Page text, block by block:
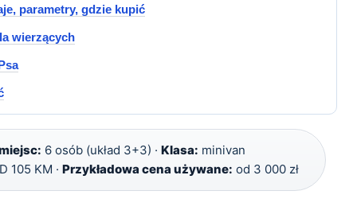
parametry, gdzie kupić
wierzących
6 osób (układ 3+3) · Klasa: minivan
105 KM · Przykładowa cena używane: od 3 000 zł